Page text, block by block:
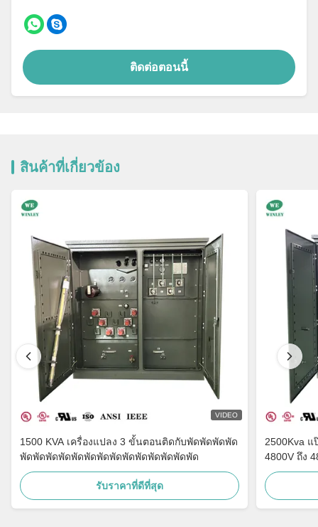
ติดต่อตอนนี้
สินค้าที่เกี่ยวข้อง
VIDEO
1500 KVA เครื่องแปลง 3 ขั้นตอนติดกับพัดพัดพัดพัด
พัดพัดพัดพัดพัดพัดพัดพัดพัดพัดพัดพัดพัดพัด
รับราคาที่ดีที่สุด
2500Kva
4800V ถึง